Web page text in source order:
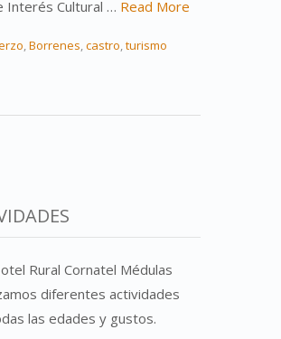
Interés Cultural … Read More
,Borrenes,castro,turismo
Rural Cornatel Médulas
diferentes actividades
las edades y gustos.